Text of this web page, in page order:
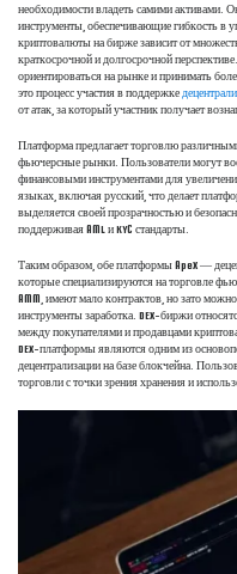
необходимости владеть самими
инструменты, обеспечивающие гибкость в
криптовалюты на бирже зависит от
краткосрочной и долгосрочной
ориентироваться на рынке и принимать
это процесс участия в поддержке
от атак, за который участник получает
Платформа предлагает торговлю
фьючерсные рынки. Пользователи могут
финансовыми инструментами для
языках, включая русский, что делает
выделяется своей прозрачностью и
поддерживая AML и KYC стандарты.
Таким образом, обе платформы ApeX —
которые специализируются на торговле
AMM, имеют мало контрактов, но зато
инструменты заработка. DEX-биржи
между покупателями и продавцами
DEX-платформы являются одним из
децентрализации на базе блокчейна.
торговли с точки зрения хранения и